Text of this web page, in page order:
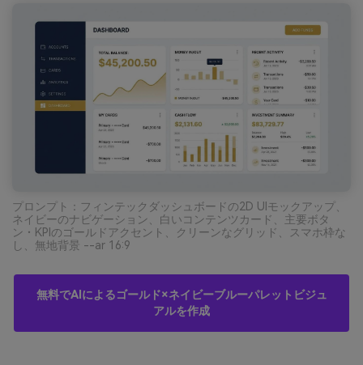
プロンプト：フィンテックダッシュボードの2D UIモックアップ、
ネイビーのナビゲーション、白いコンテンツカード、主要ボタ
ン・KPIのゴールドアクセント、クリーンなグリッド、スマホ枠な
し、無地背景 --ar 16:9
無料でAIによるゴールド×ネイビーブルーパレットビジュ
アルを作成